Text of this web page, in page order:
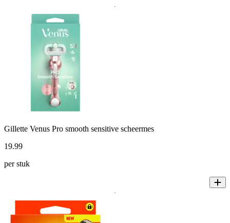
Gillette Venus Pro smooth sensitive scheermes
19.99
per stuk